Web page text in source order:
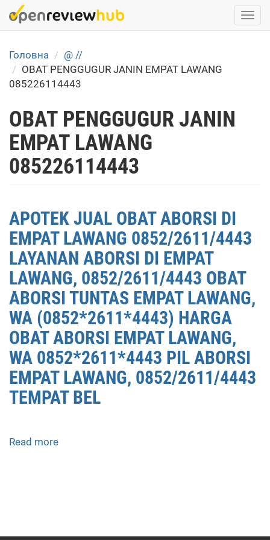
Skip
to
content
Головна
@ //
OBAT PENGGUGUR JANIN EMPAT LAWANG
085226114443
OBAT PENGGUGUR JANIN
EMPAT LAWANG
085226114443
APOTEK JUAL OBAT ABORSI DI
EMPAT LAWANG 0852/2611/4443
LAYANAN ABORSI DI EMPAT
LAWANG, 0852/2611/4443 OBAT
ABORSI TUNTAS EMPAT LAWANG,
WA (0852*2611*4443) HARGA
OBAT ABORSI EMPAT LAWANG,
WA 0852*2611*4443 PIL ABORSI
EMPAT LAWANG, 0852/2611/4443
TEMPAT BEL
Read more